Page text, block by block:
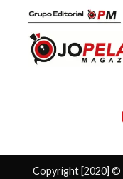
Copyright [2020] ©